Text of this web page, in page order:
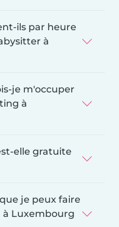
ils par heure
à
je m'occuper
à
elle gratuite
je peux faire
Luxembourg